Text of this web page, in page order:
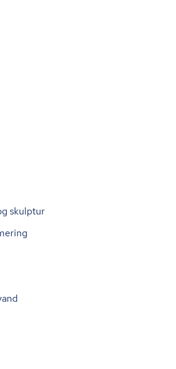
skulptur